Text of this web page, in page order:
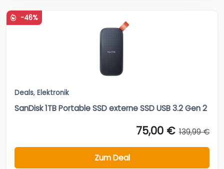
-46%
Deals, Elektronik
SanDisk 1TB Portable SSD externe SSD USB 3.2 Gen 2
75,00 € 139,99 €
Zum Deal